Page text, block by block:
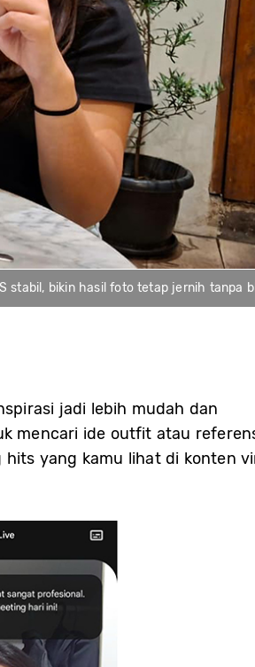
stabil, bikin hasil foto tetap jernih tanpa
jadi lebih mudah dan
mencari ide outfit atau
yang kamu lihat di konten